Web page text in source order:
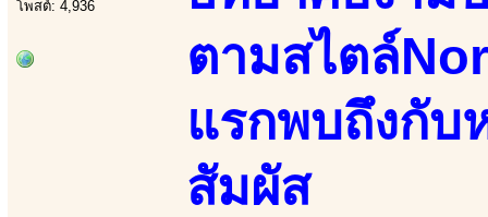
โพสต์: 4,936
ตามสไตล์
แรกพบถึงกับ
สัมผัส